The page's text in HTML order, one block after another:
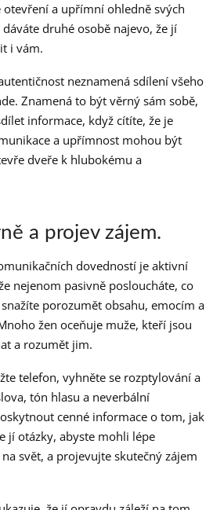
a upřímní ohledně svých
druhé osobě najevo, že jí
i vám.
neznamená sdílení všeho
Znamená to být věrný sám sobě,
informace, když cítíte, že je
a upřímnost mohou být
dveře k hlubokému a
a projev zájem.
dovedností je aktivní
nejenom pasivně posloucháte, co
porozumět obsahu, emocím a
žen oceňuje muže, kteří jsou
a rozumět jim.
telefon, vyhněte se rozptylování a
tón hlasu a neverbální
cenné informace o tom, jak
jí otázky, abyste mohli lépe
svět, a projevujte skutečný zájem